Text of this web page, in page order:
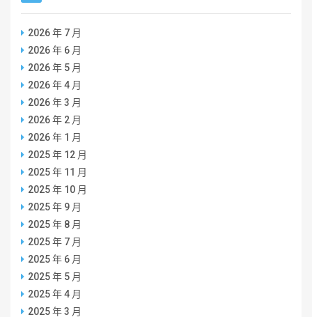
2026 年 7 月
2026 年 6 月
2026 年 5 月
2026 年 4 月
2026 年 3 月
2026 年 2 月
2026 年 1 月
2025 年 12 月
2025 年 11 月
2025 年 10 月
2025 年 9 月
2025 年 8 月
2025 年 7 月
2025 年 6 月
2025 年 5 月
2025 年 4 月
2025 年 3 月